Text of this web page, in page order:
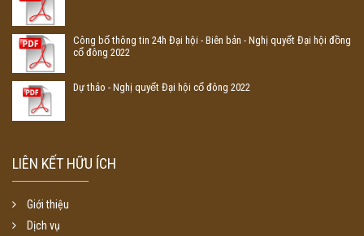
Công bố thông tin 24h Đại hội - Biên bản - Nghị quyết Đại hội đồng
cổ đông 2022
Dự thảo - Nghị quyết Đại hội cổ đông 2022
LIÊN KẾT HỮU ÍCH
Giới thiệu
Dịch vụ